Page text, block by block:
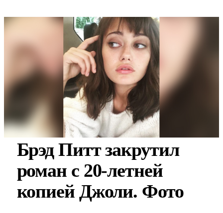
Брэд Питт закрутил
роман с 20-летней
копией Джоли. Фото